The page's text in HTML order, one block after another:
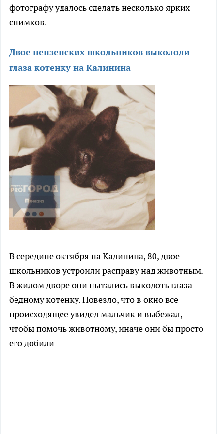
фотографу удалось сделать несколько ярких
снимков.
Двое пензенских школьников выкололи
глаза котенку на Калинина
В середине октября на Калинина, 80, двое
школьников устроили расправу над животным.
В жилом дворе они пытались выколоть глаза
бедному котенку. Повезло, что в окно все
происходящее увидел мальчик и выбежал,
чтобы помочь животному, иначе они бы просто
его добили